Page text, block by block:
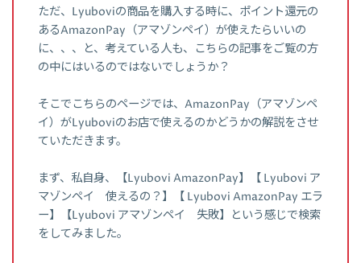
ただ、Lyuboviの商品を購入する時に、ポイント還元の
あるAmazonPay（アマゾンペイ）が使えたらいいの
に、、、と、考えている人も、こちらの記事をご覧の方
の中にはいるのではないでしょうか？
そこでこちらのページでは、AmazonPay（アマゾンペ
イ）がLyuboviのお店で使えるのかどうかの解説をさせ
ていただきます。
まず、私自身、【Lyubovi AmazonPay】【 Lyubovi ア
マゾンペイ 使えるの？】【 Lyubovi AmazonPay エラ
ー】【Lyubovi アマゾンペイ 失敗】という感じで検索
をしてみました。